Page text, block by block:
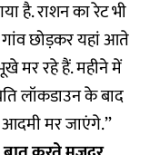
है. राशन का रेट भी
छोड़कर यहां आते
मर रहे हैं. महीने में
लॉकडाउन के बाद
मर जाएंगे.’’